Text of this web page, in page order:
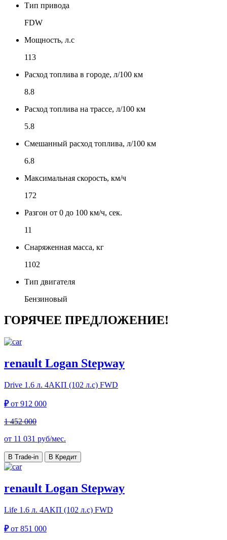
Тип привода
FDW
Мощность, л.с
113
Расход топлива в городе, л/100 км
8.8
Расход топлива на трассе, л/100 км
5.8
Смешанный расход топлива, л/100 км
6.8
Максимальная скорость, км/ч
172
Разгон от 0 до 100 км/ч, сек.
11
Снаряженная масса, кг
1102
Тип двигателя
Бензиновый
ГОРЯЧЕЕ ПРЕДЛОЖЕНИЕ!
renault Logan Stepway
Drive 1.6 л. 4АKП (102 л.с) FWD
₽от 912 000
1 452 000
от 11 031 руб/мес.
В Trade-in В Кредит
renault Logan Stepway
Life 1.6 л. 4АKП (102 л.с) FWD
₽от 851 000